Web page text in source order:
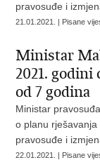
pravosuđe i
21.01.2021. | Pisane
Ministar
2021.
od 7 godina
Ministar
o planu
pravosuđe i
22.01.2021. | Pisane